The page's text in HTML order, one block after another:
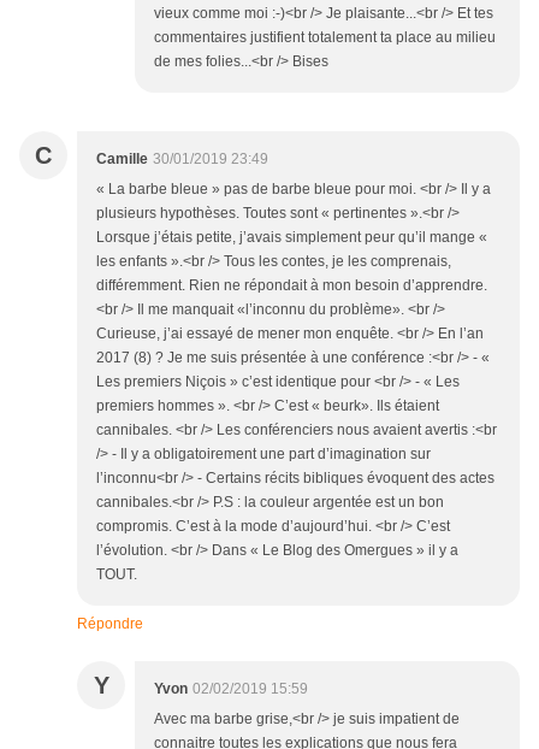
vieux comme moi :-)<br /> Je plaisante...<br /> Et tes
commentaires justifient totalement ta place au milieu
de mes folies...<br /> Bises
C Camille 30/01/2019 23:49
« La barbe bleue » pas de barbe bleue pour moi. <br /> Il y a
plusieurs hypothèses. Toutes sont « pertinentes ».<br />
Lorsque j’étais petite, j’avais simplement peur qu’il mange «
les enfants ».<br /> Tous les contes, je les comprenais,
différemment. Rien ne répondait à mon besoin d’apprendre.
<br /> Il me manquait «l’inconnu du problème». <br />
Curieuse, j’ai essayé de mener mon enquête. <br /> En l’an
2017 (8) ? Je me suis présentée à une conférence :<br /> - «
Les premiers Niçois » c’est identique pour <br /> - « Les
premiers hommes ». <br /> C’est « beurk». Ils étaient
cannibales. <br /> Les conférenciers nous avaient avertis :<br
/> - Il y a obligatoirement une part d’imagination sur
l’inconnu<br /> - Certains récits bibliques évoquent des actes
cannibales.<br /> P.S : la couleur argentée est un bon
compromis. C’est à la mode d’aujourd’hui. <br /> C’est
l’évolution. <br /> Dans « Le Blog des Omergues » il y a
TOUT.
Répondre
Y Yvon 02/02/2019 15:59
Avec ma barbe grise,<br /> je suis impatient de
connaitre toutes les explications que nous fera